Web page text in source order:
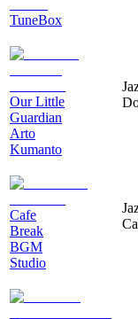
TuneBox
Our Little
Guardian
Arto
Kumanto
Cafe
Break
BGM
Studio